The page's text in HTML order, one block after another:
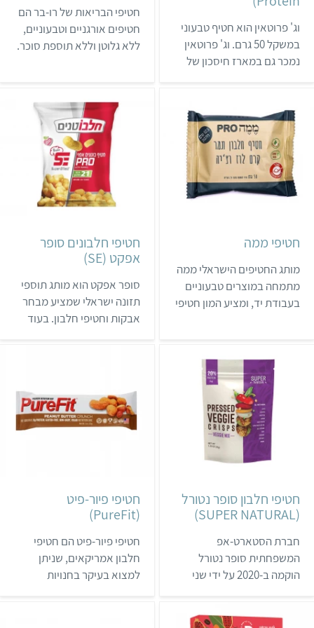
וג' פרוטאין הוא חטיף טבעוני
במשקל 50 גרם. וג' פרוטאין
נמכר גם במארז חיסכון של
ומסומן בתו של ויגן פרנדלי.
אפשר לקנות אותו בעיקר
בחנויות מזון ובחנויות
ויטמינים וספורט.
חטיפי הבריאות של רו-בר הם
חטיפים אורגניים וטבעוניים,
ללא גלוטן וללא תוספת סוכר.
אותם ברשת ניצת הדובדבן,
בחנויות מזון, במעדניות,
ובחנויות ובמכונים המתמחים
בספורט.
חטיפי ממה
מותג החטיפים הישראלי ממה
מתמחה במוצרים טבעוניים
בעבודת יד, ומציע המון חטיפי
לרשימת החנויות בהן אפשר
לרכוש את מוצרי ממה – לחצו
חטיפי חלבונים סופר
אפקט (SE)
סופר אפקט הוא מותג תוספי
תזונה ישראלי שמציע מבחר
אבקות וחטיפי חלבון. בעוד
אהובים. החטיפים נמכרים
בעיקר במכוני כושר ובחנויות
ויטמינים וספורט, אבל אפשר
חטיפי חלבון סופר נטורל
(SUPER NATURAL)
חברת הסטארט-אפ
המשפחתית סופר נטורל
הוקמה ב-2020 על ידי שני
חטיפי פיור-פיט
(PureFit)
חטיפי פיור-פיט הם חטיפי
חלבון אמריקאים, שניתן
למצוא בעיקר בחנויות